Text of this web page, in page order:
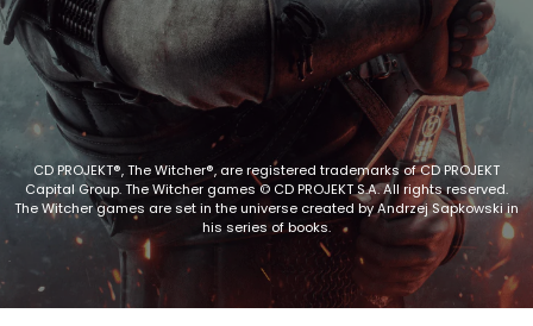
CD PROJEKT®, The Witcher®, are registered trademarks of CD PROJEKT
Capital Group. The Witcher games © CD PROJEKT S.A. All rights reserved.
The Witcher games are set in the universe created by Andrzej Sapkowski in
his series of books.